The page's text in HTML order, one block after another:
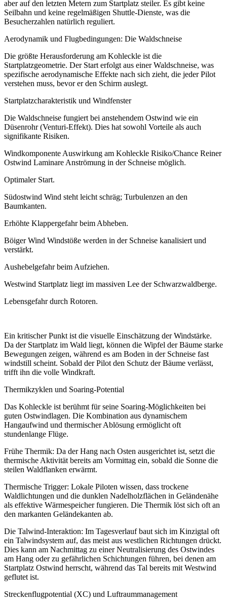
aber auf den letzten Metern zum Startplatz steiler. Es gibt keine
Seilbahn und keine regelmäßigen Shuttle-Dienste, was die
Besucherzahlen natürlich reguliert.
Aerodynamik und Flugbedingungen: Die Waldschneise
Die größte Herausforderung am Kohleckle ist die
Startplatzgeometrie. Der Start erfolgt aus einer Waldschneise, was
spezifische aerodynamische Effekte nach sich zieht, die jeder Pilot
verstehen muss, bevor er den Schirm auslegt.
Startplatzcharakteristik und Windfenster
Die Waldschneise fungiert bei anstehendem Ostwind wie ein
Düsenrohr (Venturi-Effekt). Dies hat sowohl Vorteile als auch
signifikante Risiken.
Windkomponente Auswirkung am Kohleckle Risiko/Chance Reiner
Ostwind Laminare Anströmung in der Schneise möglich.
Optimaler Start.
Südostwind Wind steht leicht schräg; Turbulenzen an den
Baumkanten.
Erhöhte Klappergefahr beim Abheben.
Böiger Wind Windstöße werden in der Schneise kanalisiert und
verstärkt.
Aushebelgefahr beim Aufziehen.
Westwind Startplatz liegt im massiven Lee der Schwarzwaldberge.
Lebensgefahr durch Rotoren.
Ein kritischer Punkt ist die visuelle Einschätzung der Windstärke.
Da der Startplatz im Wald liegt, können die Wipfel der Bäume starke
Bewegungen zeigen, während es am Boden in der Schneise fast
windstill scheint. Sobald der Pilot den Schutz der Bäume verlässt,
trifft ihn die volle Windkraft.
Thermikzyklen und Soaring-Potential
Das Kohleckle ist berühmt für seine Soaring-Möglichkeiten bei
guten Ostwindlagen. Die Kombination aus dynamischem
Hangaufwind und thermischer Ablösung ermöglicht oft
stundenlange Flüge.
Frühe Thermik: Da der Hang nach Osten ausgerichtet ist, setzt die
thermische Aktivität bereits am Vormittag ein, sobald die Sonne die
steilen Waldflanken erwärmt.
Thermische Trigger: Lokale Piloten wissen, dass trockene
Waldlichtungen und die dunklen Nadelholzflächen in Geländenähe
als effektive Wärmespeicher fungieren. Die Thermik löst sich oft an
den markanten Geländekanten ab.
Die Talwind-Interaktion: Im Tagesverlauf baut sich im Kinzigtal oft
ein Talwindsystem auf, das meist aus westlichen Richtungen drückt.
Dies kann am Nachmittag zu einer Neutralisierung des Ostwindes
am Hang oder zu gefährlichen Schichtungen führen, bei denen am
Startplatz Ostwind herrscht, während das Tal bereits mit Westwind
geflutet ist.
Streckenflugpotential (XC) und Luftraummanagement